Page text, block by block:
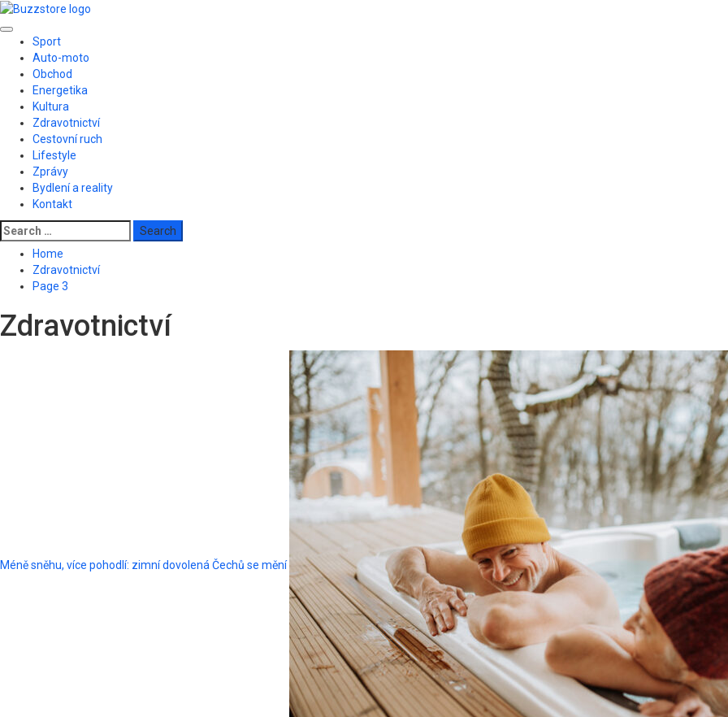
Skip
content
Primary
Menu
Sport
Auto-moto
Obchod
Energetika
Kultura
Zdravotnictví
Cestovní ruch
Lifestyle
Zprávy
Bydlení a reality
Kontakt
Search
for:
Home
Zdravotnictví
Page 3
Zdravotnictví
Méně sněhu, více pohodlí: zimní dovolená Čechů se mění